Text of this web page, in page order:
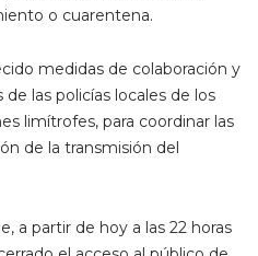
o cuarentena.
medidas de colaboración y
las policías locales de los
limítrofes, para coordinar las
de la transmisión del
a partir de hoy a las 22 horas